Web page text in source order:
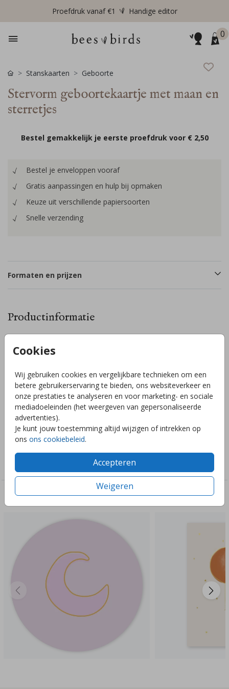
Proefdruk vanaf €1 Handige editor
0
Cookies
Wij gebruiken cookies en vergelijkbare technieken om een
betere gebruikerservaring te bieden, ons websiteverkeer en
onze prestaties te analyseren en voor marketing- en sociale
mediadoeleinden (het weergeven van gepersonaliseerde
advertenties).
Je kunt jouw toestemming altijd wijzigen of intrekken op
ons ons cookiebeleid.
Accepteren
Weigeren
Stanskaarten Geboorte
Stervorm geboortekaartje met maan en
sterretjes
Bestel gemakkelijk je eerste proefdruk voor € 2,50
Bestel je enveloppen vooraf
Gratis aanpassingen en hulp bij opmaken
Keuze uit verschillende papiersoorten
Snelle verzending
Formaten en prijzen
Productinformatie
Omschrijving
sterretjes, maan, lief tekstje en babynaam worden gedrukt
in regenboogfolie (holografische folie). Liever andere kleuren
of een andere kleur folie? Pas het gemakkelijk aan in de
editor. Kom je er niet uit, heb je vragen of wil je het kaartje
in een ander formaat? Stuur mij gerust een berichtje en ik
help je graag!
Toon meer
Collectie
Deze ontwerpen vind je misschien ook leuk